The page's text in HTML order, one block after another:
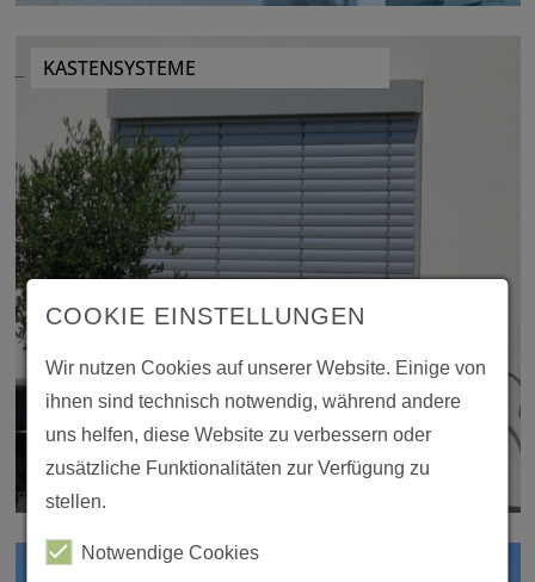
KASTENSYSTEME
COOKIE EINSTEL­LUNGEN
Wir nutzen Cookies auf unserer Website. Einige von
ihnen sind tech­nisch notwendig, während andere
uns helfen, diese Website zu verbes­sern oder
zusätz­liche Funk­tio­na­li­täten zur Verfü­gung zu
stellen.
Notwen­dige Cookies